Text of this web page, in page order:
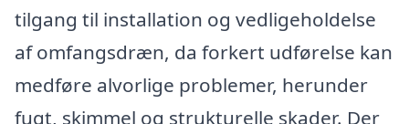
tilgang til installation og vedligeholdelse
af omfangsdræn, da forkert udførelse kan
medføre alvorlige problemer, herunder
fugt, skimmel og strukturelle skader. Der